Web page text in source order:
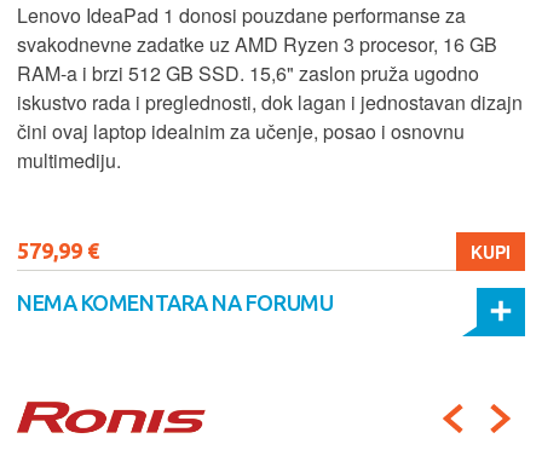
Lenovo IdeaPad 1 donosi pouzdane performanse za
svakodnevne zadatke uz AMD Ryzen 3 procesor, 16 GB
RAM-a i brzi 512 GB SSD. 15,6" zaslon pruža ugodno
iskustvo rada i preglednosti, dok lagan i jednostavan dizajn
čini ovaj laptop idealnim za učenje, posao i osnovnu
multimediju.
579,99 € KUPI
NEMA KOMENTARA NA FORUMU